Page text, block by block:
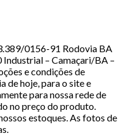
0156-91 Rodovia BA
Industrial – Camaçari/BA –
e condições de
de hoje, para o site e
para nossa rede de
no preço do produto.
estoques. As fotos de